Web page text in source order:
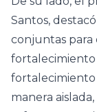
Santos,
conjuntas para
fortalecimiento
fortalecimiento
manera